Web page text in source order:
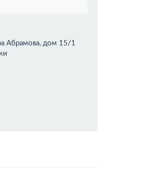
Абрамова, дом 15/1